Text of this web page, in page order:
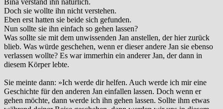
Bina verstand ihn natürlich.
Doch sie wollte ihn nicht verstehen.
Eben erst hatten sie beide sich gefunden.
Nun sollte sie ihn einfach so gehen lassen?
Was sollte sie mit dem unwissenden Jan anstellen, der hier zurück
blieb. Was würde geschehen, wenn er dieser andere Jan sie ebenso
verlassen wollte? Es war immerhin ein anderer Jan, der dann in
diesem Körper lebte.
Sie meinte dann: »Ich werde dir helfen. Auch werde ich mir eine
Geschichte für den anderen Jan einfallen lassen. Doch wenn er
gehen möchte, dann werde ich ihn gehen lassen. Sollte ihm etwas